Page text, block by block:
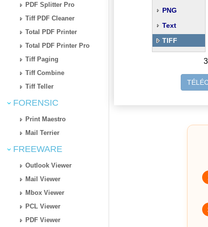
PDF Splitter Pro
Tiff PDF Cleaner
Total PDF Printer
Total PDF Printer Pro
Tiff Paging
Tiff Combine
Tiff Teller
FORENSIC
Print Maestro
Mail Terrier
FREEWARE
Outlook Viewer
Mail Viewer
Mbox Viewer
PCL Viewer
PDF Viewer
PNG
Text
TIFF